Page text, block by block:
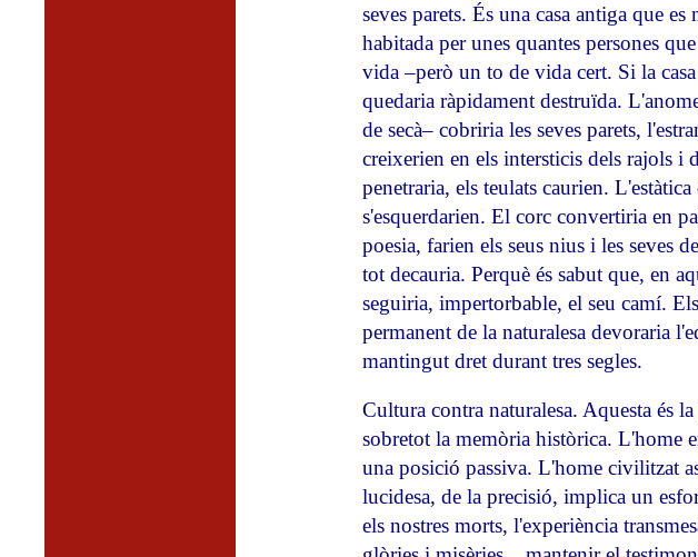
seves parets. És una casa antiga que
habitada per unes quantes persones
vida –però un to de vida cert. Si la
quedaria ràpidament destruïda.
de secà– cobriria les seves parets,
creixerien en els intersticis dels rajols i
penetraria, els teulats caurien.
s'esquerdarien. El corc convertiria en
poesia, farien els seus nius i les seves
tot decauria. Perquè és sabut que, en
seguiria, impertorbable, el seu camí.
permanent de la naturalesa devoraria
mantingut dret durant tres segles.
Cultura contra naturalesa. Aquesta és
sobretot la memòria històrica. L'home
una posició passiva. L'home civilitzat
lucidesa, de la precisió, implica un
els nostres morts, l'experiència